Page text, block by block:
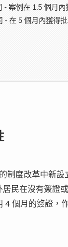
- 案例在 1.5 個月內
- 在 5 個月內獲得
制度改革中新
民在沒有簽證
個月的簽證，